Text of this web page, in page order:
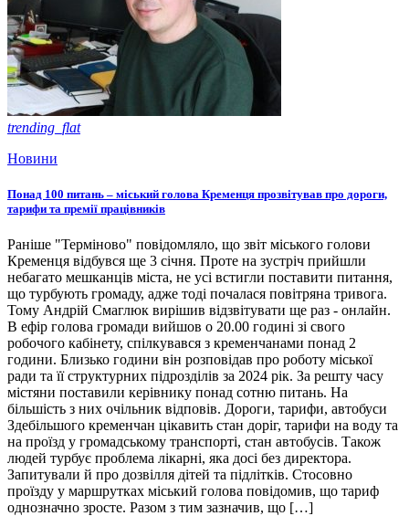
trending_flat
Новини
Понад 100 питань – міський голова Кременця прозвітував про дороги,
тарифи та премії працівників
Раніше "Терміново" повідомляло, що звіт міського голови
Кременця відбувся ще 3 січня. Проте на зустріч прийшли
небагато мешканців міста, не усі встигли поставити питання,
що турбують громаду, адже тоді почалася повітряна тривога.
Тому Андрій Смаглюк вирішив відзвітувати ще раз - онлайн.
В ефір голова громади вийшов о 20.00 годині зі свого
робочого кабінету, спілкувався з кременчанами понад 2
години. Близько години він розповідав про роботу міської
ради та її структурних підрозділів за 2024 рік. За решту часу
містяни поставили керівнику понад сотню питань. На
більшість з них очільник відповів. Дороги, тарифи, автобуси
Здебільшого кременчан цікавить стан доріг, тарифи на воду та
на проїзд у громадському транспорті, стан автобусів. Також
людей турбує проблема лікарні, яка досі без директора.
Запитували й про дозвілля дітей та підлітків. Стосовно
проїзду у маршрутках міський голова повідомив, що тариф
однозначно зросте. Разом з тим зазначив, що […]